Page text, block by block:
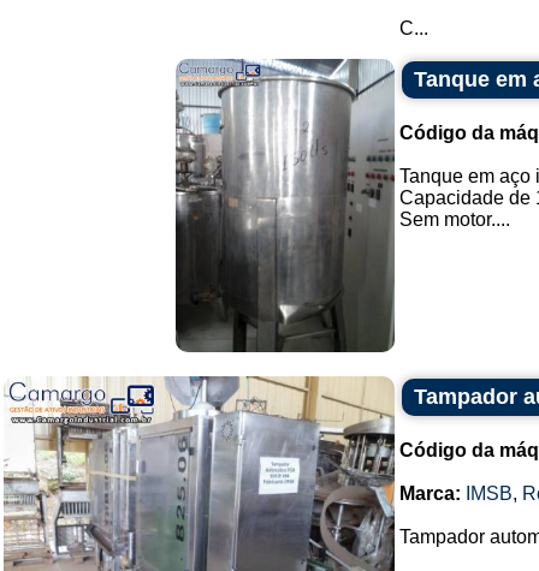
C...
Tanque em
Código da
Tanque em aço
Capacidade de
Sem motor....
Tampador
Código da
Marca: IMSB,
Tampador